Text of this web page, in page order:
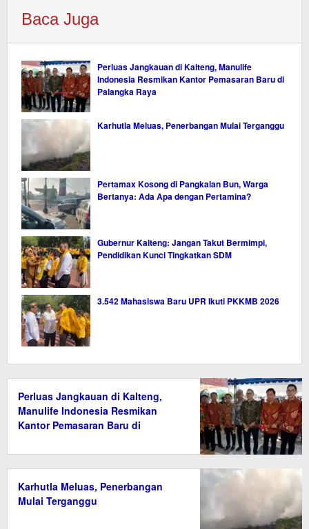
Baca Juga
Perluas Jangkauan di Kalteng, Manulife
Indonesia Resmikan Kantor Pemasaran Baru di
Palangka Raya
Karhutla Meluas, Penerbangan Mulai Terganggu
Pertamax Kosong di Pangkalan Bun, Warga
Bertanya: Ada Apa dengan Pertamina?
Gubernur Kalteng: Jangan Takut Bermimpi,
Pendidikan Kunci Tingkatkan SDM
3.542 Mahasiswa Baru UPR Ikuti PKKMB 2026
Perluas Jangkauan di Kalteng,
Manulife Indonesia Resmikan
Kantor Pemasaran Baru di
Karhutla Meluas, Penerbangan
Mulai Terganggu